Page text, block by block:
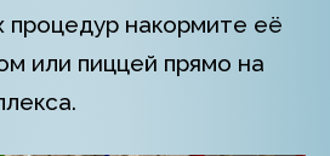
процедур накормите её
или пиццей прямо на